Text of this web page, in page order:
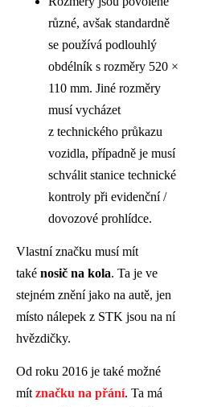
různé, avšak standardně
se používá podlouhlý
obdélník s rozměry 520 ×
110 mm. Jiné rozměry
musí vycházet
z technického průkazu
vozidla, případně je musí
schválit stanice technické
kontroly při evidenční /
dovozové prohlídce.
Vlastní značku musí mít
také nosič na kola. Ta je ve
stejném znění jako na autě, jen
místo nálepek z STK jsou na ní
hvězdičky.
Od roku 2016 je také možné
mít značku na přání. Ta má